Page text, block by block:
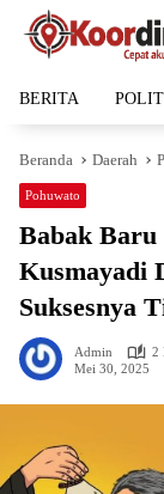
Langsung
BERITA
Beranda Daerah
Pohuwato
Babak Baru
Kusmayadi
Suksesnya
Admin
2
Mei 30, 2025